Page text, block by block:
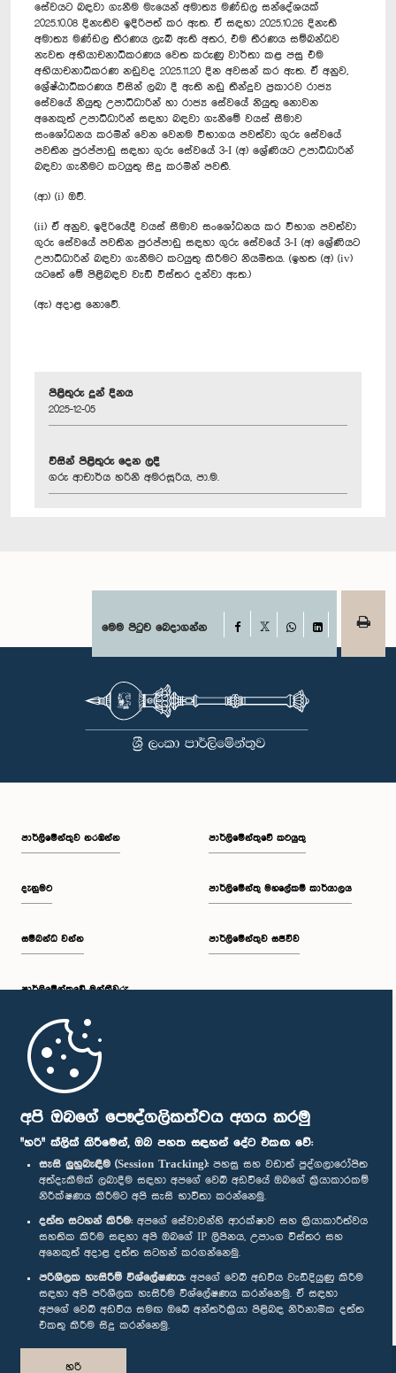
අපි ඔබගේ පෞද්ගලිකත්වය අගය කරමු
"හරි" ක්ලික් කිරීමෙන්, ඔබ පහත සඳහන් දේට එකඟ වේ:
සැසි ලුහුබැඳීම (Session Tracking): පහසු සහ වඩාත් පුද්ගලාරෝපිත
අත්දැකීමක් ලබාදීම සඳහා අපගේ වෙබ් අඩවියේ ඔබගේ ක්‍රියාකාරකම්
නිරීක්ෂණය කිරීමට අපි සැසි භාවිතා කරන්නෙමු.
දත්ත සටහන් කිරීම: අපගේ සේවාවන්හි ආරක්ෂාව සහ ක්‍රියාකාරීත්වය
සහතික කිරීම සඳහා අපි ඔබගේ IP ලිපිනය, උපාංග විස්තර සහ
අනෙකුත් අදාළ දත්ත සටහන් කරගන්නෙමු.
පරිශීලක හැසිරීම් විශ්ලේෂණය: අපගේ වෙබ් අඩවිය වැඩිදියුණු කිරීම
සඳහා අපි පරිශීලක හැසිරීම විශ්ලේෂණය කරන්නෙමු. ඒ සඳහා
අපගේ වෙබ් අඩවිය සමඟ ඔබේ අන්තර්ක්‍රියා පිළිබඳ නිර්නාමික දත්ත
එකතු කිරීම සිදු කරන්නෙමු.
හරි
සේවයට බඳවා ගැනීම මැයෙන් අමාත්‍ය මණ්ඩල සන්දේශයක්
2025.10.08 දිනැතිව ඉදිරිපත් කර ඇත. ඒ සඳහා 2025.10.26 දිනැති
අමාත්‍ය මණ්ඩල තීරණය ලැබී ඇති අතර, එම තීරණය සම්බන්ධව
නැවත අභියාචනාධිකරණය වෙත කරුණු වාර්තා කළ පසු එම
අභියාචනාධිකරණ නඩුවද 2025.11.20 දින අවසන් කර ඇත. ඒ අනුව,
ශ්‍රේෂ්ඨාධිකරණය විසින් ලබා දී ඇති නඩු තීන්දුව ප්‍රකාරව රාජ්‍ය
සේවයේ නියුතු උපාධිධාරින් හා රාජ්‍ය සේවයේ නියුතු නොවන
අනෙකුත් උපාධිධාරින් සඳහා බඳවා ගැනීමේ වයස් සීමාව
සංශෝධනය කරමින් වෙන වෙනම විභාගය පවත්වා ගුරු සේවයේ
පවතින පුරප්පාඩු සඳහා ගුරු සේවයේ 3-I (අ) ශ්‍රේණියට උපාධිධාරින්
බඳවා ගැනීමට කටයුතු සිදු කරමින් පවතී.
(ආ) (i) ඔව්.
(ii) ඒ අනුව, ඉදිරියේදී වයස් සීමාව සංශෝධනය කර විභාග පවත්වා
ගුරු සේවයේ පවතින පුරප්පාඩු සඳහා ගුරු සේවයේ 3-I (අ) ශ්‍රේණියට
උපාධිධාරින් බඳවා ගැනීමට කටයුතු කිරීමට නියමිතය. (ඉහත (අ) (iv)
යටතේ මේ පිළිබඳව වැඩි විස්තර දන්වා ඇත.)
(ඇ) අදාළ නොවේ.
පිළිතුරු දුන් දිනය
2025-12-05
විසින් පිළිතුරු දෙන ලදී
ගරු ආචාර්ය හරිනි අමරසූරිය, පා.ම.
මෙම පිටුව බෙදාගන්න Facebook
WhatsAppLinkedIn
පාර්ලි‌මේන්තුව නරඹන්න
දැනුමට
සම්බන්ධ වන්න
පාර්ලි‌මේන්තුවේ මන්ත්‍රීවරු
මුල් පිටුව
පාර්ලිමේන්තුවේ කටයුතු
පාර්ලිමේන්තු මහලේකම් කාර්යාලය
පාර්ලිමේන්තුව සජීවීව
පාර්ලිමේන්තු ජංගම යෙදුම
අප හා සම්බන්ධ වී සිටින්න :
සම්මාන
පෞද්ගලිකත්ව ප්‍රතිපත්තිය